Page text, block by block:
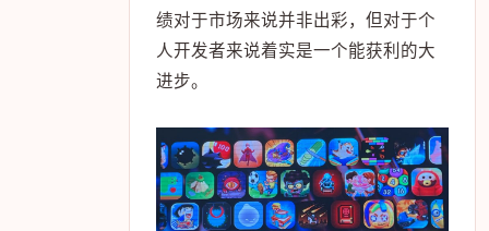
绩对于市场来说并非出彩，但对于个
人开发者来说着实是一个能获利的大
进步。